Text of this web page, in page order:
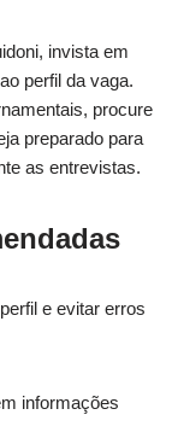
invista em
perfil da vaga.
procure
preparado para
as entrevistas.
e evitar erros
informações